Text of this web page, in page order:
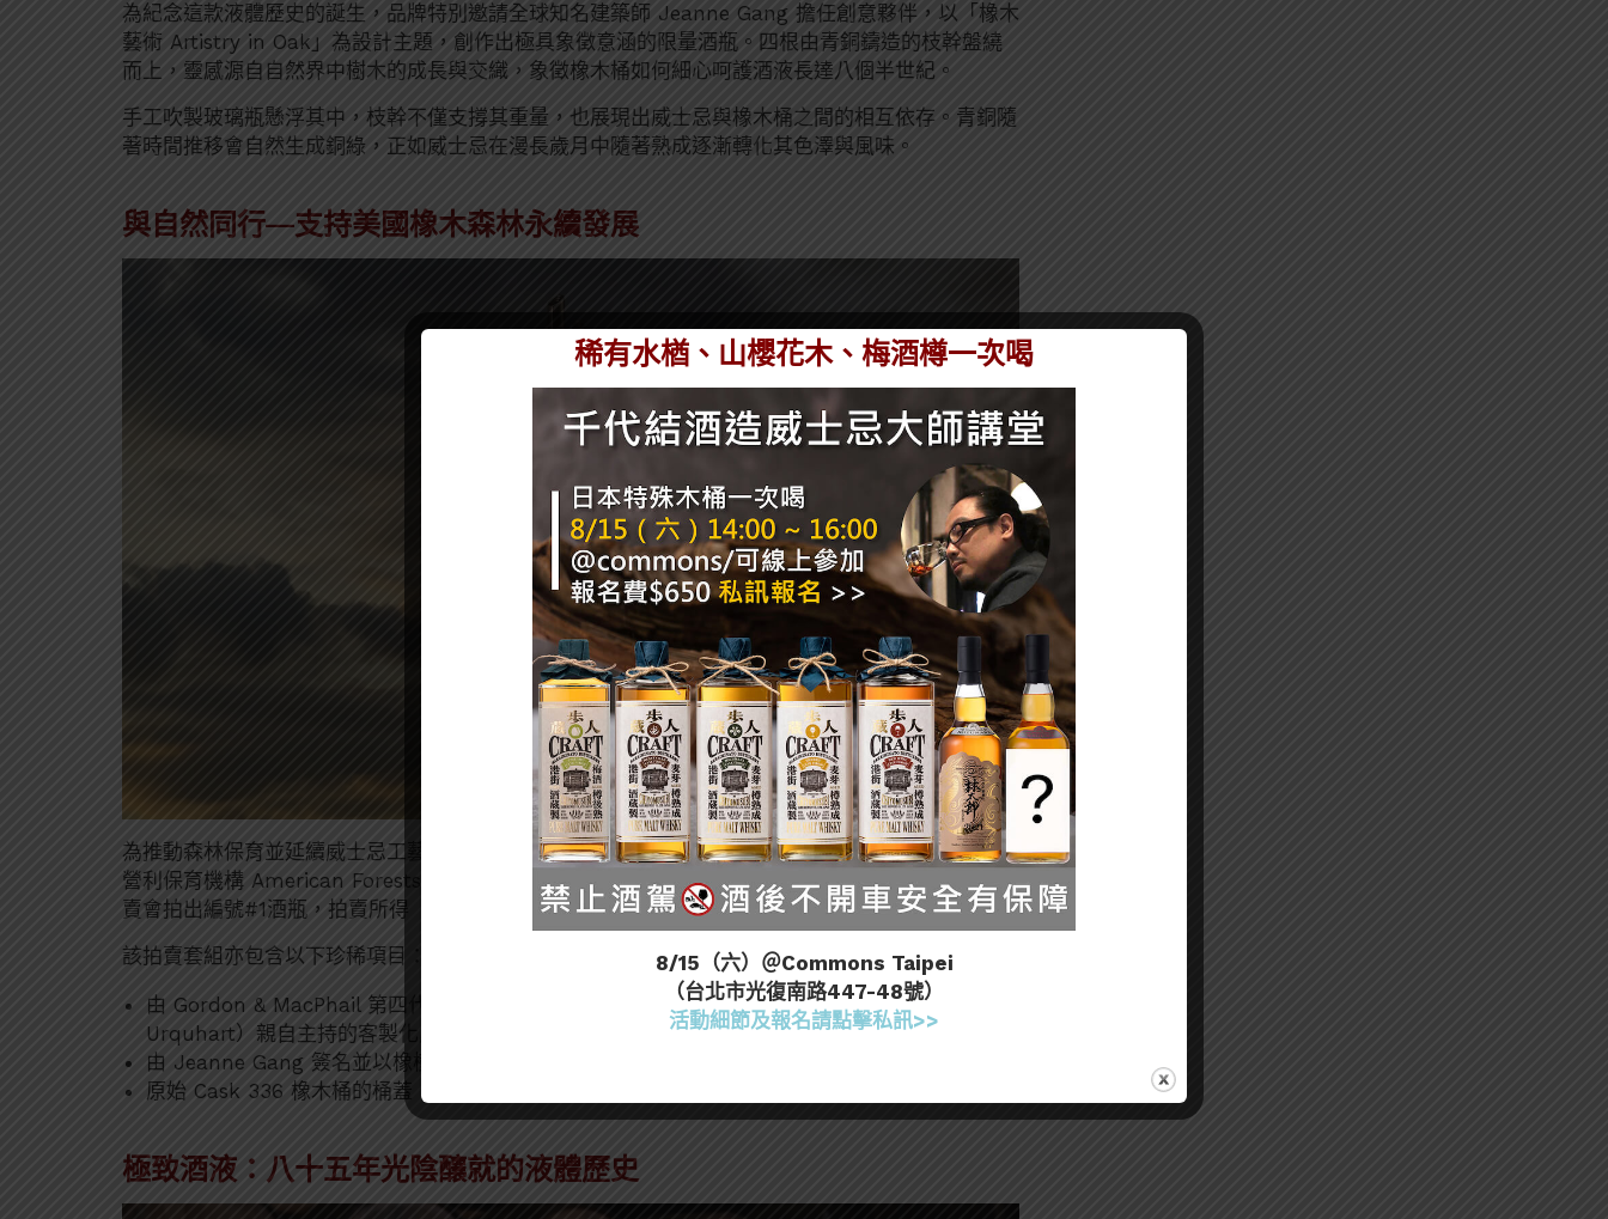
為紀念這款液體歷史的誕生，品牌特別邀請全球知名建築師 Jeanne Gang 擔任創意夥伴，以「橡木
藝術 Artistry in Oak」為設計主題，創作出極具象徵意涵的限量酒瓶。四根由青銅鑄造的枝幹盤繞
而上，靈感源自自然界中樹木的成長與交織，象徵橡木桶如何細心呵護酒液長達八個半世紀。
手工吹製玻璃瓶懸浮其中，枝幹不僅支撐其重量，也展現出威士忌與橡木桶之間的相互依存。青銅隨
著時間推移會自然生成銅綠，正如威士忌在漫長歲月中隨著熟成逐漸轉化其色澤與風味。
與自然同行—支持美國橡木森林永續發展
為推動森林保育並延續威士忌工藝所依賴的橡木資源，Gordon & MacPhail 宣布與美國最古老的非
營利保育機構 American Forests 合作，於 2025年11月7日至21日 期間，透過 Christie’s 佳士得拍
賣會拍出編號#1酒瓶，拍賣所得（扣除成本）將全數捐贈支持美國橡木森林的重建與永續經營。
該拍賣套組亦包含以下珍稀項目：
由 Gordon & MacPhail 第四代家族成員（Prestige總監Stephen Rankin或銷售總監Richard
Urquhart）親自主持的客製化威士忌品飲會
由 Jeanne Gang 簽名並以橡樹為主題的設計草圖
原始 Cask 336 橡木桶的桶蓋，特製框裝收藏
極致酒液：八十五年光陰釀就的液體歷史
稀有水楢、山櫻花木、梅酒樽一次喝
8/15（六）＠Commons Taipei
（台北市光復南路447-48號）
活動細節及報名請點擊私訊>>